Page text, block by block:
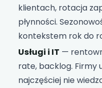
klientach, rotacja
płynności.
kontekstem rok do
Usługi i IT —
rate, backlog. Firmy
najczęściej nie